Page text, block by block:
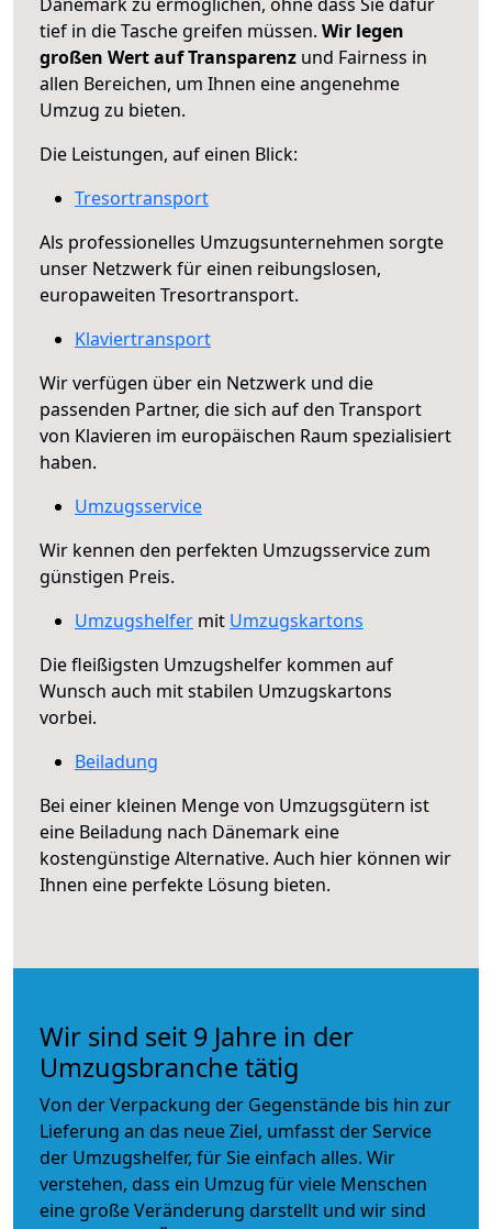
tief in die Tasche greifen müssen. Wir legen
großen Wert auf Transparenz und Fairness in
allen Bereichen, um Ihnen eine angenehme
Umzug zu bieten.
Die Leistungen, auf einen Blick:
Tresortransport
Als professionelles Umzugsunternehmen sorgte
unser Netzwerk für einen reibungslosen,
europaweiten Tresortransport.
Klaviertransport
Wir verfügen über ein Netzwerk und die
passenden Partner, die sich auf den Transport
von Klavieren im europäischen Raum spezialisiert
haben.
Umzugsservice
Wir kennen den perfekten Umzugsservice zum
günstigen Preis.
Umzugshelfer mit Umzugskartons
Die fleißigsten Umzugshelfer kommen auf
Wunsch auch mit stabilen Umzugskartons
vorbei.
Beiladung
Bei einer kleinen Menge von Umzugsgütern ist
eine Beiladung nach Dänemark eine
kostengünstige Alternative. Auch hier können wir
Ihnen eine perfekte Lösung bieten.
Wir sind seit 9 Jahre in der
Umzugsbranche tätig
Von der Verpackung der Gegenstände bis hin zur
Lieferung an das neue Ziel, umfasst der Service
der Umzugshelfer, für Sie einfach alles. Wir
verstehen, dass ein Umzug für viele Menschen
eine große Veränderung darstellt und wir sind